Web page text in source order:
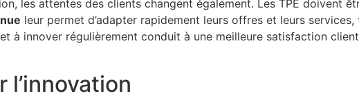
les attentes des clients changent également. Les TPE doivent
leur permet d’adapter rapidement leurs offres et leurs
à innover régulièrement conduit à une meilleure satisfaction